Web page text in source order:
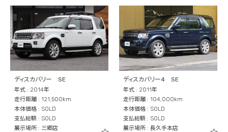
ディスカバリー SE
年式 : 2014年
走行距離 : 121,500km
本体価格 : SOLD
支払総額 : SOLD
展示場所 : 三郷店
ディスカバリー4 SE
年式 : 2011年
走行距離 : 104,000km
本体価格 : SOLD
支払総額 : SOLD
展示場所 : 長久手本店